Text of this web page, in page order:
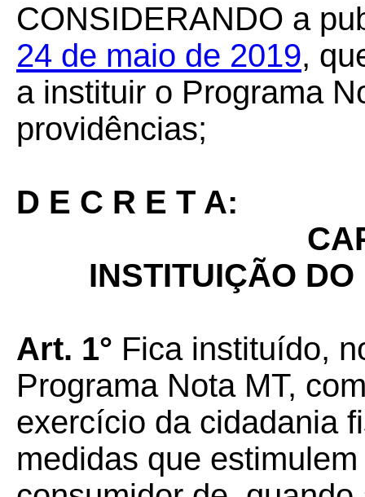
CONSIDERANDO a
24 de maio de 2019,
a instituir o Programa
providências;
D E C R E T A:
INSTITUIÇÃO
Art. 1° Fica instituído,
Programa Nota MT,
exercício da cidadania
medidas que